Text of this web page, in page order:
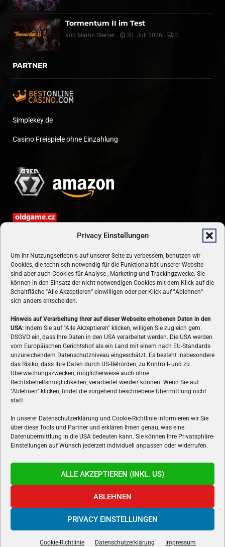
Privacy Einstellungen
Um Ihr Nutzungserlebnis auf unserer Seite zu verbessern, benutzen wir
Cookies, die technisch notwendig für die Funktionalität unserer Website
sind aber auch Cookies für Analyse-, Marketing und Trackingzwecke. Sie
können in den Einsatz der nicht notwendigen Cookies mit dem Klick auf die
Schaltfläche "Alle Akzeptieren" einwilligen oder per Klick auf"Ablehnen"
sich anders entscheiden.
Hinweis auf Verarbeitung Ihrer auf dieser Webseite erhobenen Daten in den
USA: Indem Sie auf "Alle Akzeptieren" klicken, willigen Sie zugleich gem.
DSGVO ein, dass Ihre Daten in den USA verarbeitet werden. Die USA werden
vom Europäischen Gerichtshof als ein Land mit einem nach EU-Standards
unzureichendem Datenschutzniveau eingeschätzt. Es besteht insbesondere
das Risiko, dass Ihre Daten durch US-Behörden, zu Kontroll- und zu
Überwachungszwecken, möglicherweise auch ohne
Rechtsbehelfsmöglichkeiten, verarbeitet werden können. Wenn Sie auf
"Ablehnen" klicken, findet die vorgehend beschriebene Übermittlung nicht
statt.
In unserer Datenschutzerklärung und Cookie-Richtlinie informieren wir Sie
über diese Tools und Partner und erklären Ihnen genau, was eine
Datenübermittlung in die USA bedeuten kann. Sie können Ihre Privatsphäre-
Einstellungen auf Wunsch jederzeit individuell anpassen oder widerrufen.
ALLE AKZEPTIEREN (INKL. US)
ABLEHNEN
PRIVACY EINSTELLUNGEN
Cookie-Richtlinie Datenschutzerklärung Impressum
Tormentum II im Test
von Martin Steiner 30. Juli 2026 0
PARTNER
Simplekey.de
Casino Freispiele ohne Einzahlung
ÜBER UNS
VON GAMERN, FÜR GAMER! Gamers.at ist das älteste Online-
Spielemagazin Österreichs und bringt täglich aktuelle News,
Reviews und Videos zu PC- und Konsolenspielen, Gaming-
Hardware und aus der Welt des e-Sport's.
FOLGE UNS
Gamers.at v6 © 1999-2024 All Rights Reserved -Kontakt|Impressum|
Datenschutzerklärung
- Developed by